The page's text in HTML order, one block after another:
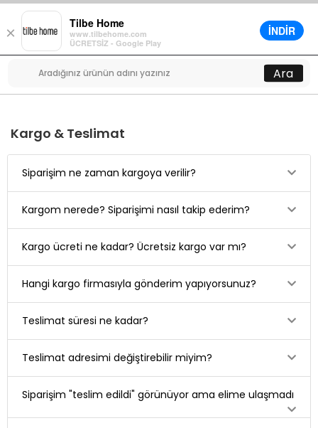
×
Tilbe Home
www.tilbehome.com
ÜCRETSİZ - Google Play
İNDİR
Menü
0
Ara
Kargo & Teslimat
Siparişim ne zaman kargoya verilir?
Kargom nerede? Siparişimi nasıl takip ederim?
Kargo ücreti ne kadar? Ücretsiz kargo var mı?
Hangi kargo firmasıyla gönderim yapıyorsunuz?
Teslimat süresi ne kadar?
Teslimat adresimi değiştirebilir miyim?
Siparişim "teslim edildi" görünüyor ama elime ulaşmadı